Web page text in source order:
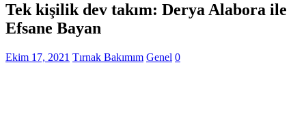
Tek kişilik dev takım: Derya Alabora ile
Efsane Bayan
Ekim 17, 2021 Tırnak Bakımım Genel 0